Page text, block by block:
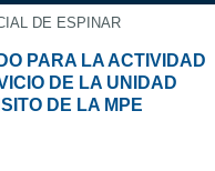
DE ESPINAR
PARA LA ACTIVIDAD
DE LA UNIDAD
DE LA MPE